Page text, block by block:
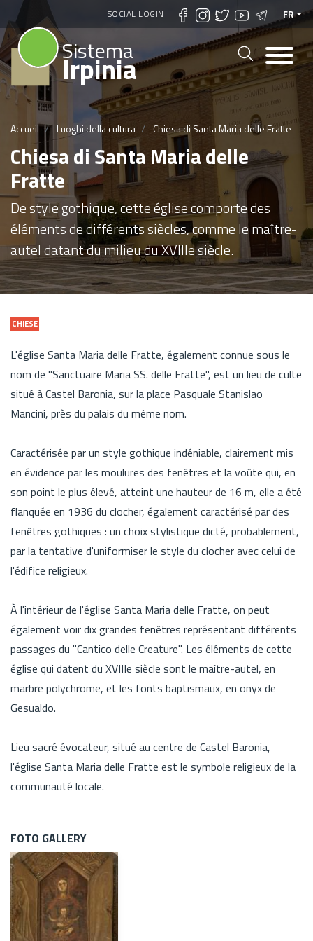
Aller
au
contenu
principal
SOCIAL LOGIN FR
Sistema
Irpinia
Accueil Luoghi della cultura Chiesa di Santa Maria delle Fratte
Chiesa di Santa Maria delle
Fratte
De style gothique, cette église comporte des
éléments de différents siècles, comme le maître-
autel datant du milieu du XVIIIe siècle.
CHIESE
L'église Santa Maria delle Fratte, également connue sous le
nom de "Sanctuaire Maria SS. delle Fratte", est un lieu de culte
situé à Castel Baronia, sur la place Pasquale Stanislao
Mancini, près du palais du même nom.
Caractérisée par un style gothique indéniable, clairement mis
en évidence par les moulures des fenêtres et la voûte qui, en
son point le plus élevé, atteint une hauteur de 16 m, elle a été
flanquée en 1936 du clocher, également caractérisé par des
fenêtres gothiques : un choix stylistique dicté, probablement,
par la tentative d'uniformiser le style du clocher avec celui de
l'édifice religieux.
À l'intérieur de l'église Santa Maria delle Fratte, on peut
également voir dix grandes fenêtres représentant différents
passages du "Cantico delle Creature". Les éléments de cette
église qui datent du XVIIIe siècle sont le maître-autel, en
marbre polychrome, et les fonts baptismaux, en onyx de
Gesualdo.
Lieu sacré évocateur, situé au centre de Castel Baronia,
l'église Santa Maria delle Fratte est le symbole religieux de la
communauté locale.
FOTO GALLERY